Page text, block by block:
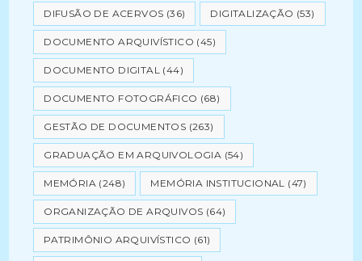
DIFUSÃO DE ACERVOS (36) DIGITALIZAÇÃO (53)
DOCUMENTO ARQUIVÍSTICO (45)
DOCUMENTO DIGITAL (44)
DOCUMENTO FOTOGRÁFICO (68)
GESTÃO DE DOCUMENTOS (263)
GRADUAÇÃO EM ARQUIVOLOGIA (54)
MEMÓRIA (248) MEMÓRIA INSTITUCIONAL (47)
ORGANIZAÇÃO DE ARQUIVOS (64)
PATRIMÔNIO ARQUIVÍSTICO (61)